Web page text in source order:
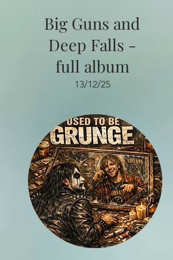
Big Guns and
Deep Falls -
full album
13/12/25